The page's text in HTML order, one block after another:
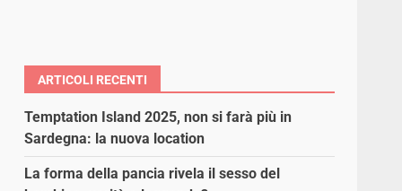
ARTICOLI RECENTI
Temptation Island 2025, non si farà più in
Sardegna: la nuova location
La forma della pancia rivela il sesso del